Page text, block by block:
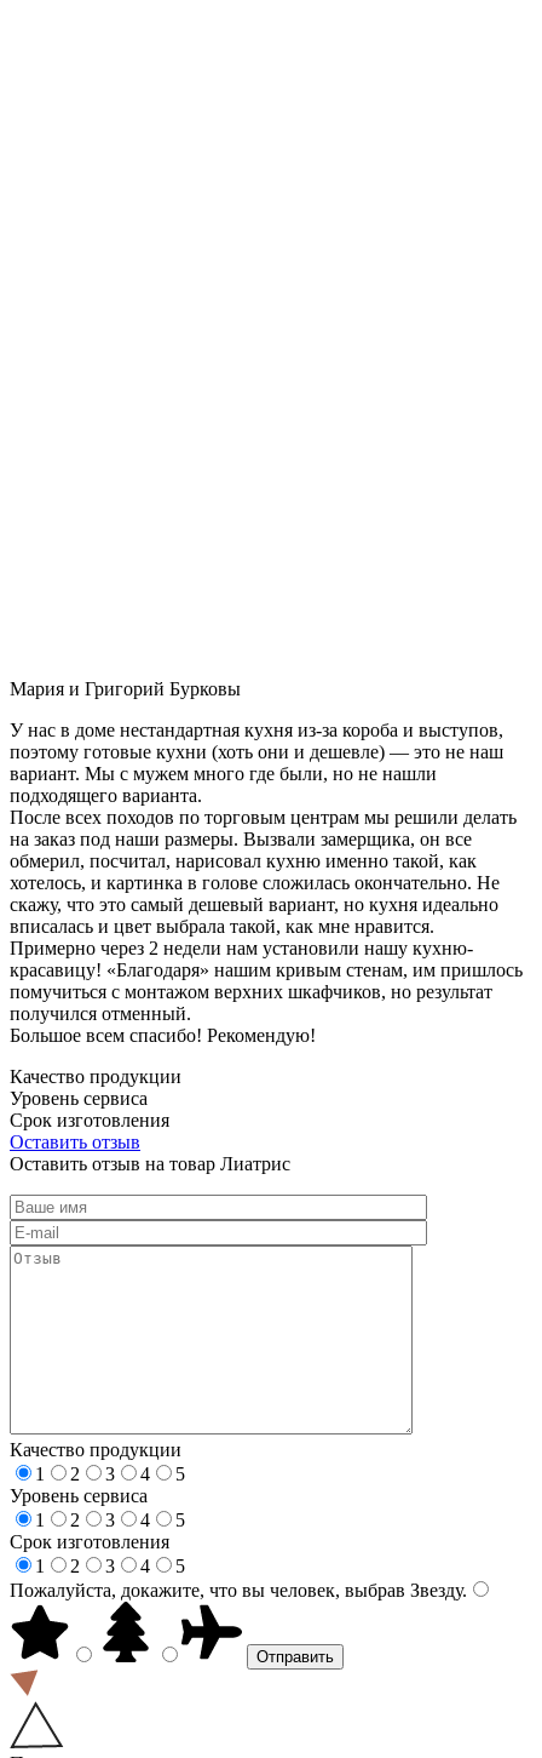
Мария и Григорий Бурковы
У нас в доме нестандартная кухня из-за короба и выступов,
поэтому готовые кухни (хоть они и дешевле) — это не наш
вариант. Мы с мужем много где были, но не нашли
подходящего варианта.
После всех походов по торговым центрам мы решили делать
на заказ под наши размеры. Вызвали замерщика, он все
обмерил, посчитал, нарисовал кухню именно такой, как
хотелось, и картинка в голове сложилась окончательно. Не
скажу, что это самый дешевый вариант, но кухня идеально
вписалась и цвет выбрала такой, как мне нравится.
Примерно через 2 недели нам установили нашу кухню-
красавицу! «Благодаря» нашим кривым стенам, им пришлось
помучиться с монтажом верхних шкафчиков, но результат
получился отменный.
Большое всем спасибо! Рекомендую!
Качество продукции
Уровень сервиса
Срок изготовления
Оставить отзыв
Оставить отзыв на товар Лиатрис
Качество продукции
1
2 3 4
5
Уровень сервиса
1
2 3 4
5
Срок изготовления
1
2 3 4
5
Пожалуйста, докажите, что вы человек, выбрав Звезду.